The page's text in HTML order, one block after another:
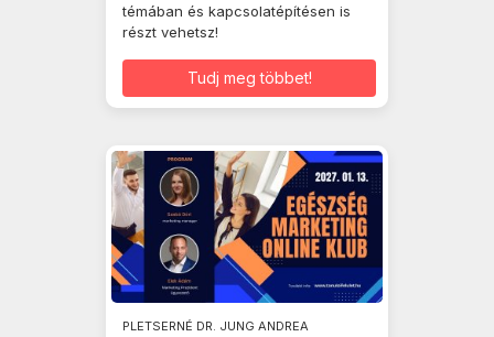
témában és kapcsolatépítésen is
részt vehetsz!
Tudj meg többet!
PLETSERNÉ DR. JUNG ANDREA